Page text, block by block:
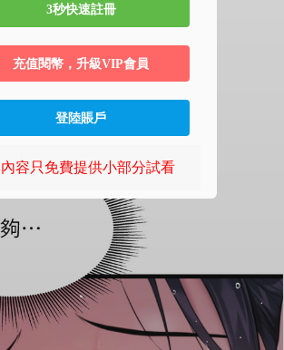
3秒快速註冊
充值閱幣，升級VIP會員
登陸賬戶
容只免費提供小部分試看